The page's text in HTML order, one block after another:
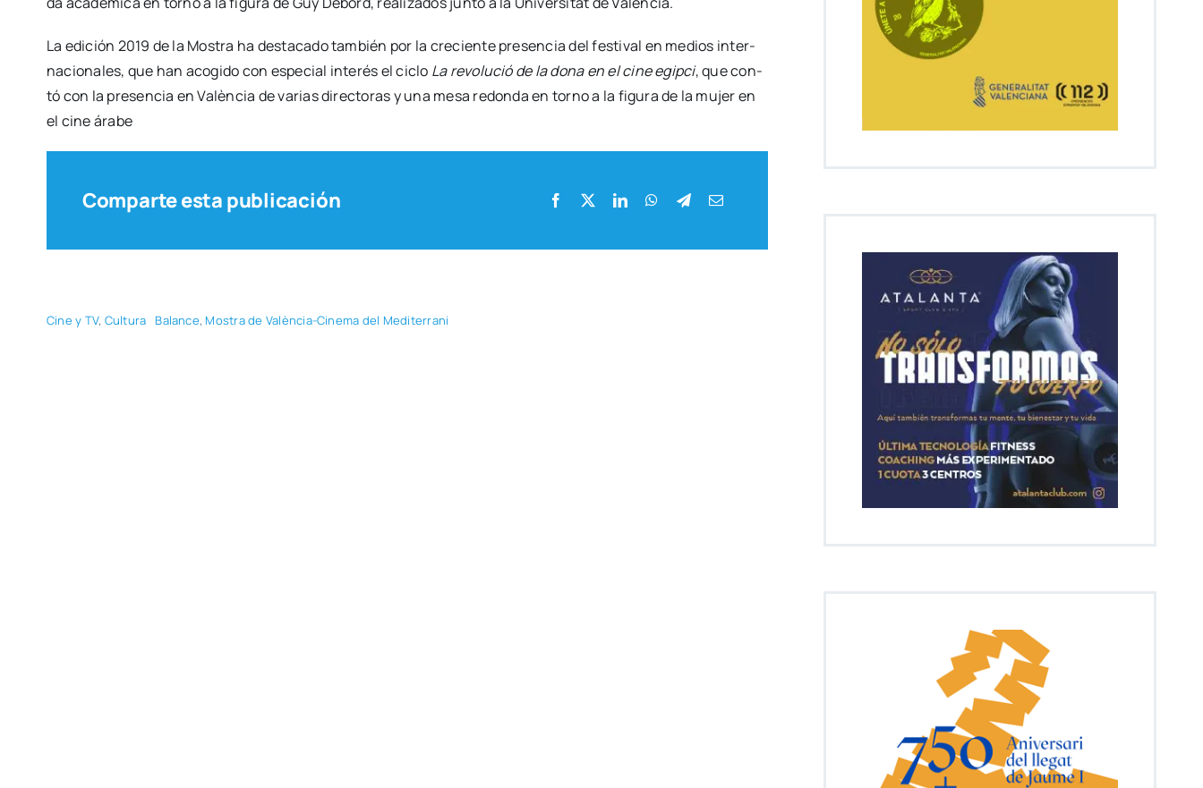
La edi­ción 2019 de la Mos­tra ha des­ta­ca­do tam­bién por la cre­cien­te pre­sen­cia del fes­ti­val en medios inter­
na­cio­na­les, que han aco­gi­do con espe­cial inte­rés el ciclo La revo­lu­ció de la dona en el cine egip­ci, que con­
tó con la pre­sen­cia en Valèn­cia de varias direc­to­ras y una mesa redon­da en torno a la figu­ra de la mujer en
el cine ára­be
Comparte esta publicación
Cine y TV, Cul­tu­ra Balan­ce, Mos­tra de Valèn­cia-Cine­ma del Medi­te­rra­ni